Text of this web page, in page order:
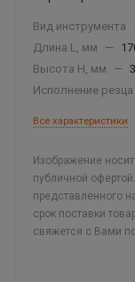
Вид инструмента
Длина L, мм
—
Высота Н, мм
—
Исполнение
Все характеристики
Изображение
публичной
представленного
срок поставки
свяжется с Вами